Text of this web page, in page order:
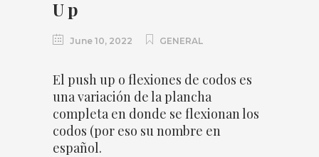
Up
June 10, 2022 GENERAL
El push up o flexiones de codos es
una variación de la plancha
completa en donde se flexionan los
codos (por eso su nombre en
español.